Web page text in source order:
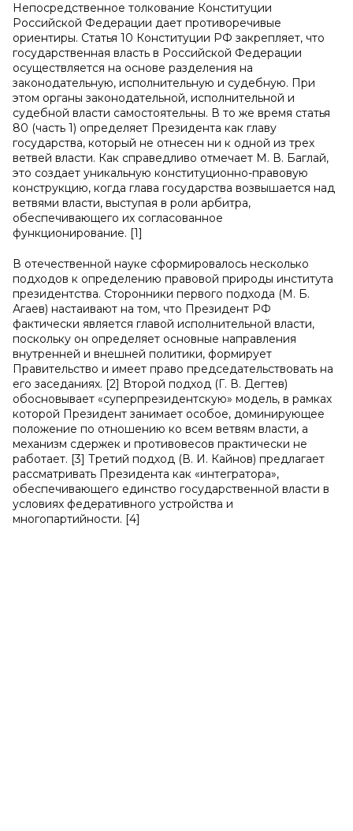
Непосредственное толкование Конституции
Российской Федерации дает противоречивые
ориентиры. Статья 10 Конституции РФ закрепляет, что
государственная власть в Российской Федерации
осуществляется на основе разделения на
законодательную, исполнительную и судебную. При
этом органы законодательной, исполнительной и
судебной власти самостоятельны. В то же время статья
80 (часть 1) определяет Президента как главу
государства, который не отнесен ни к одной из трех
ветвей власти. Как справедливо отмечает М. В. Баглай,
это создает уникальную конституционно-правовую
конструкцию, когда глава государства возвышается над
ветвями власти, выступая в роли арбитра,
обеспечивающего их согласованное
функционирование. [1]
В отечественной науке сформировалось несколько
подходов к определению правовой природы института
президентства. Сторонники первого подхода (М. Б.
Агаев) настаивают на том, что Президент РФ
фактически является главой исполнительной власти,
поскольку он определяет основные направления
внутренней и внешней политики, формирует
Правительство и имеет право председательствовать на
его заседаниях. [2] Второй подход (Г. В. Дегтев)
обосновывает «суперпрезидентскую» модель, в рамках
которой Президент занимает особое, доминирующее
положение по отношению ко всем ветвям власти, а
механизм сдержек и противовесов практически не
работает. [3] Третий подход (В. И. Кайнов) предлагает
рассматривать Президента как «интегратора»,
обеспечивающего единство государственной власти в
условиях федеративного устройства и
многопартийности. [4]